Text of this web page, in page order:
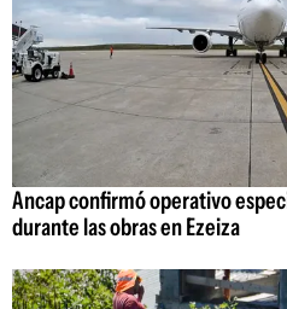
Ancap confirmó operativo
durante las obras en Ezeiza